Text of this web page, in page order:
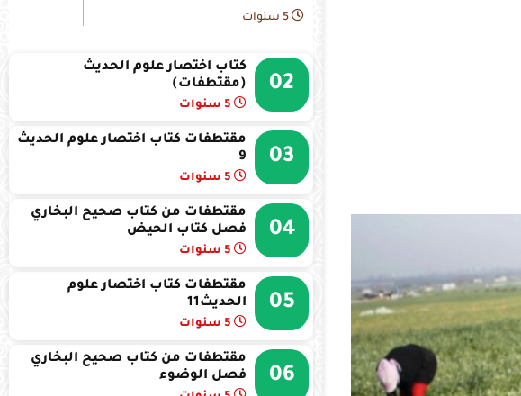
02
كتاب اختصار علوم الحديث
(مقتطفات)
03
مقتطفات كتاب اختصار علوم الحديث
9
04
مقتطفات من كتاب صحيح البخاري
فصل كتاب الحيض
05
مقتطفات كتاب اختصار علوم
الحديث11
06
مقتطفات من كتاب صحيح البخاري
فصل الوضوء